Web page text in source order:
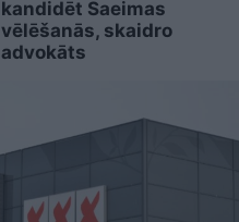
kandidēt Saeimas
vēlēšanās, skaidro
advokāts